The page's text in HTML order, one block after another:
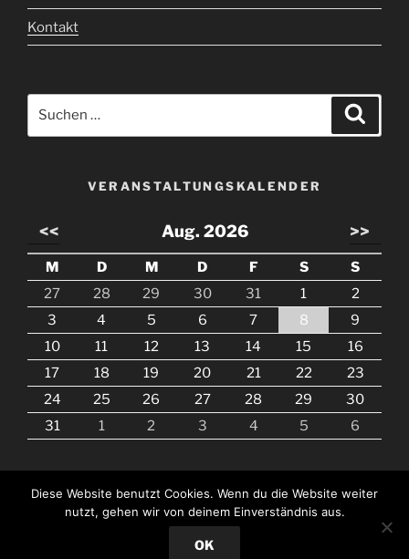
Kontakt
nach:
VERANSTALTUNGSKALENDER
<< Aug. 2026 >>
M D M D F S
S
27
28 29 30 31 1
2
3
4 5 6 7 8
9
10
11 12 13 14 15
16
17
18 19 20 21 22
23
24
25 26 27 28 29
30
31
1 2 3 4 5 6
Mit Stolz präsentiert von WordPress
Diese Website benutzt Cookies. Wenn du die Website weiter
nutzt, gehen wir von deinem Einverständnis aus.
OK